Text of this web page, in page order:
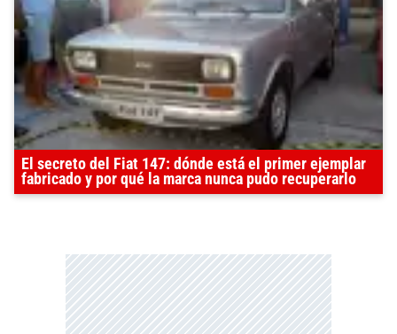
El secreto del Fiat 147: dónde está el primer ejemplar
fabricado y por qué la marca nunca pudo recuperarlo